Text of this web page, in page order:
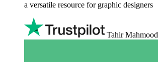
a versatile resource for graphic designers
Tahir Mahmood